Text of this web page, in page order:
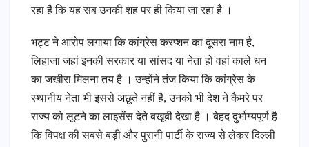
रहा है कि यह सब उनकी शह पर ही किया जा रहा है ।
भट्ट ने आरोप लगाया कि कांग्रेस करप्शन का दूसरा नाम है,
लिहाजा जहां इनकी सरकार या सांसद या नेता हों वहां काले धन
का जखीरा मिलना तय है । उन्होंने तंज किया कि कांग्रेस के
स्थानीय नेता भी इससे अछूते नहीं है, उनको भी देश ने कैमरे पर
राज्य को लूटने का लाइसेंस देते बखूबी देखा है । बेहद दुर्भाग्यपूर्ण है
कि विपक्ष की सबसे बड़ी और पुरानी पार्टी के राज्य से लेकर दिल्ली